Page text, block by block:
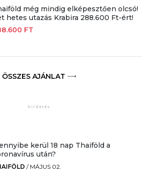
még mindig elképesztően olcsó!
hetes utazás Krabira 288.600 Ft-ért!
FT
ÖSSZES AJÁNLAT
kerül 18 nap Thaiföld a
után?
/ MÁJUS 02.